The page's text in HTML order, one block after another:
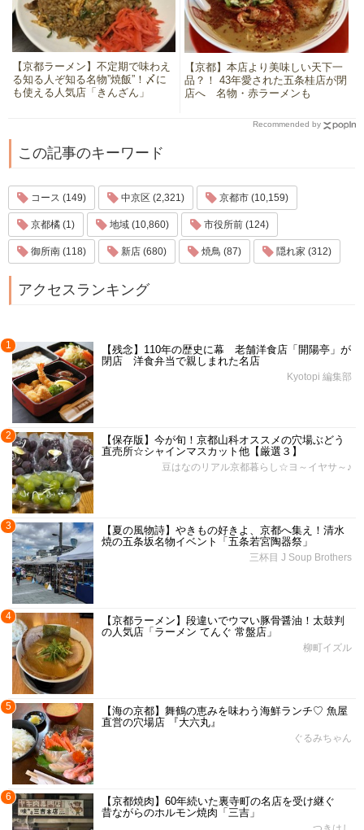
【京都ラーメン】不定期で味わえ
る知る人ぞ知る名物”焼飯”！〆に
も使える人気店「きんざん」
【京都】本店より美味しい天下一
品？！ 43年愛された五条桂店が閉
店へ 名物・赤ラーメンも
Recommended by
この記事のキーワード
コース (149) 中京区 (2,321) 京都市 (10,159)
京都橘 (1) 地域 (10,860) 市役所前 (124)
御所南 (118) 新店 (680) 焼鳥 (87) 隠れ家 (312)
アクセスランキング
1
【残念】110年の歴史に幕 老舗洋食店「開陽亭」が
閉店 洋食弁当で親しまれた名店
Kyotopi 編集部
2
【保存版】今が旬！京都山科オススメの穴場ぶどう
直売所☆シャインマスカット他【厳選３】
豆はなのリアル京都暮らし☆ヨ～イヤサ～♪
3
【夏の風物詩】やきもの好きよ、京都へ集え！清水
焼の五条坂名物イベント「五条若宮陶器祭」
三杯目 J Soup Brothers
4
【京都ラーメン】段違いでウマい豚骨醤油！太鼓判
の人気店「ラーメン てんぐ 常盤店」
柳町イズル
5
【海の京都】舞鶴の恵みを味わう海鮮ランチ♡ 魚屋
直営の穴場店 『大六丸』
ぐるみちゃん
6
【京都焼肉】60年続いた裏寺町の名店を受け継ぐ
昔ながらのホルモン焼肉「三吉」